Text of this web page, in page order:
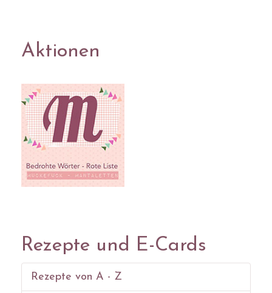
Aktionen
Rezepte und E-Cards
Rezepte von A - Z